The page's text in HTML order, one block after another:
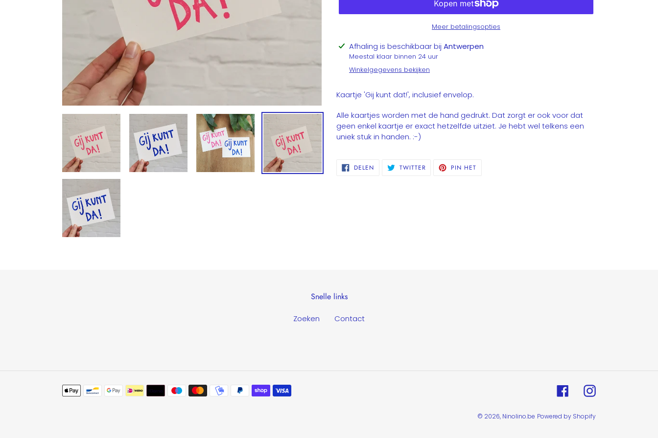
Meer betalingsopties
Product
toegevoegen
aan
winkelwagen
Afhaling is beschikbaar bij Antwerpen
Meestal klaar binnen 24 uur
Winkelgegevens bekijken
Kaartje 'Gij kunt dat!', inclusief envelop.
Alle kaartjes worden met de hand gedrukt. Dat zorgt er ook voor dat
geen enkel kaartje er exact hetzelfde uitziet. Je hebt wel telkens een
uniek stuk in handen. :-)
DELENDELEN
OP TWITTER TWITTEREN
OP PIN HET
Snelle links
Zoeken Contact
Betaalmethoden FacebookInstagram
© 2026, Ninolino.be Powered by Shopify